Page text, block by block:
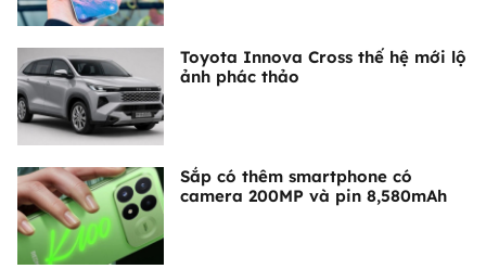
Toyota Innova Cross thế hệ mới lộ
ảnh phác thảo
Sắp có thêm smartphone có
camera 200MP và pin 8,580mAh